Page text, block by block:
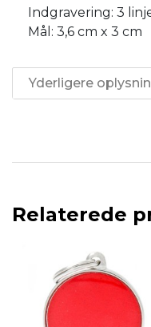
Indgravering: 3
Mål: 3,6 cm x 3 cm
Yderligere
Relaterede